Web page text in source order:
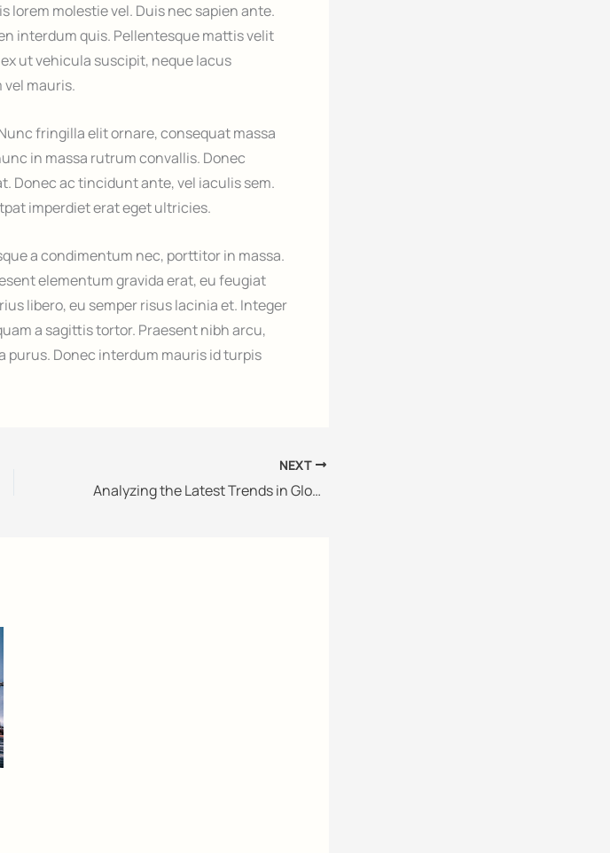
molestie vel. Duis nec sapien ante.
interdum quis. Pellentesque mattis velit
ut vehicula suscipit, neque lacus
mauris.
fringilla elit ornare, consequat massa
in massa rutrum convallis. Donec
Donec ac tincidunt ante, vel iaculis sem.
imperdiet erat eget ultricies.
a condimentum nec, porttitor in massa.
elementum gravida erat, eu feugiat
libero, eu semper risus lacinia et. Integer
a sagittis tortor. Praesent nibh arcu,
purus. Donec interdum mauris id turpis
NEXT
Analyzing the Latest Trends in Global Trade